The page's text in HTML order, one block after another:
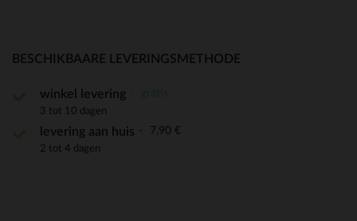
BESCHIKBAARE LEVERINGSMETHODE
winkel levering
3 tot 10 dagen
levering aan huis 7,90 €
2 tot 4 dagen